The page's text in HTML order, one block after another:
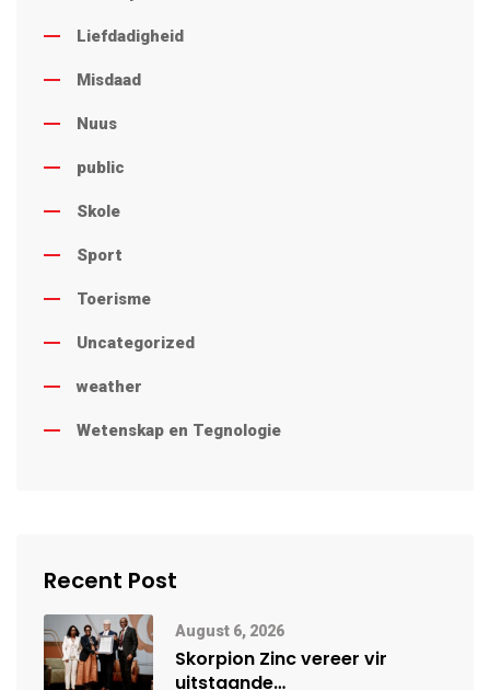
Liefdadigheid
Misdaad
Nuus
public
Skole
Sport
Toerisme
Uncategorized
weather
Wetenskap en Tegnologie
Recent Post
August 6, 2026
Skorpion Zinc vereer vir
uitstaande